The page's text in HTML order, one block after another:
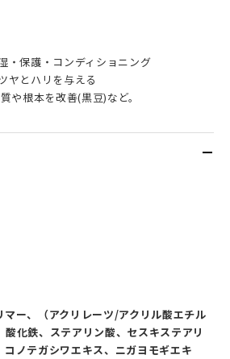
・保護・コンディショニング
とハリを与える
根本を改善(黒豆)など。
ー、（アクリレーツ/アクリル酸エチル
化鉄、ステアリン酸、セスキステアリ
コノテガシワエキス、ニガヨモギエキ